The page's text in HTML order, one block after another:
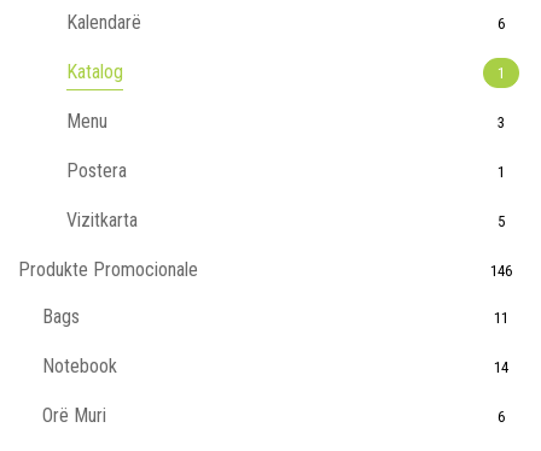
Kalendarë 6
Katalog 1
Menu 3
Postera 1
Vizitkarta 5
Produkte Promocionale 146
Bags 11
Notebook 14
Orë Muri 6